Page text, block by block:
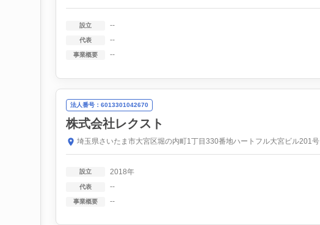
設立 --
代表 --
事業概要 --
法人番号：6013301042670
株式会社レクスト
埼玉県さいたま市大宮区堀の内町1丁目330番地ハートフル大宮ビル201号
設立 2018年
代表 --
事業概要 --